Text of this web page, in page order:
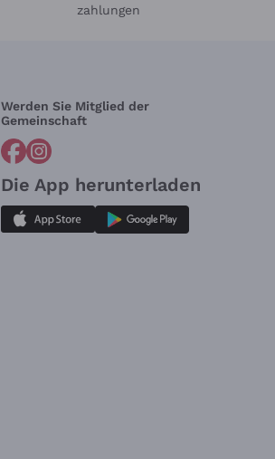
zahlungen
Werden Sie Mitglied der
Gemeinschaft
Die App herunterladen